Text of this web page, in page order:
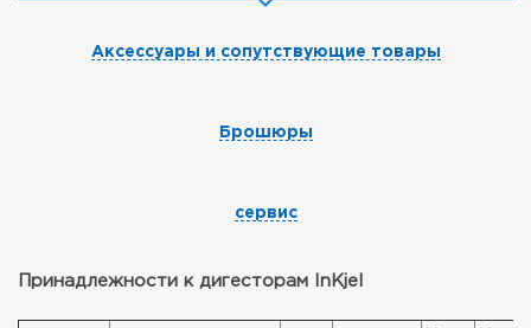
Аксессуары и сопутствующие товары
Брошюры
сервис
Принадлежности к дигесторам InKjel